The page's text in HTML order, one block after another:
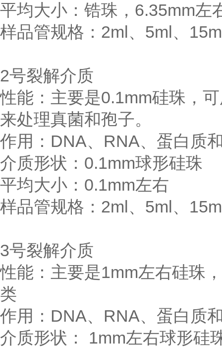
平均大小：锆珠，6.35mm左
样品管规格：2ml、5ml、
2号裂解介质
性能：主要是0.1mm硅珠，
来处理真菌和孢子。
作用：DNA、RNA、蛋白质
介质形状：0.1mm球形硅珠
平均大小：0.1mm左右
样品管规格：2ml、5ml、
3号裂解介质
性能：主要是1mm左右硅珠
类
作用：DNA、RNA、蛋白质
介质形状： 1mm左右球形硅